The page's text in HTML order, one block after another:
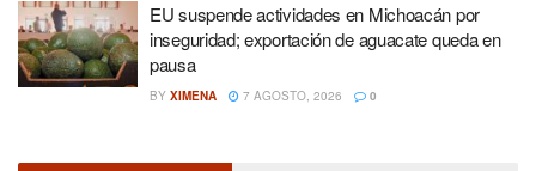
EU suspende actividades en Michoacán por
inseguridad; exportación de aguacate queda en
pausa
BY XIMENA 7 AGOSTO, 2026 0